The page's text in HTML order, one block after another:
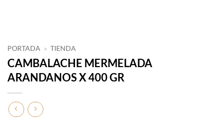
PORTADA » TIENDA
CAMBALACHE MERMELADA
ARANDANOS X 400 GR